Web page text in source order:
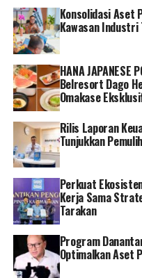
Konsolidasi Aset
Kawasan Industri
HANA JAPANESE
Belresort Dago
Omakase
Rilis Laporan
Tunjukkan
Perkuat
Kerja Sama
Tarakan
Program
Optimalkan Aset